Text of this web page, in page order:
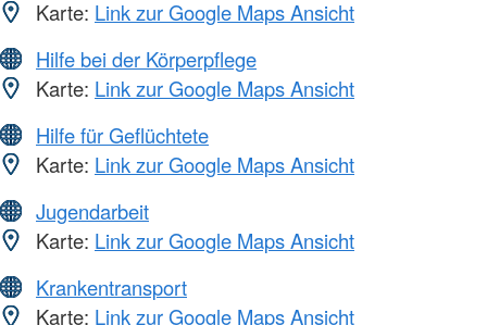
Karte: Link zur Google Maps Ansicht
Hilfe bei der Körperpflege
Karte: Link zur Google Maps Ansicht
Hilfe für Geflüchtete
Karte: Link zur Google Maps Ansicht
Jugendarbeit
Karte: Link zur Google Maps Ansicht
Krankentransport
Karte: Link zur Google Maps Ansicht